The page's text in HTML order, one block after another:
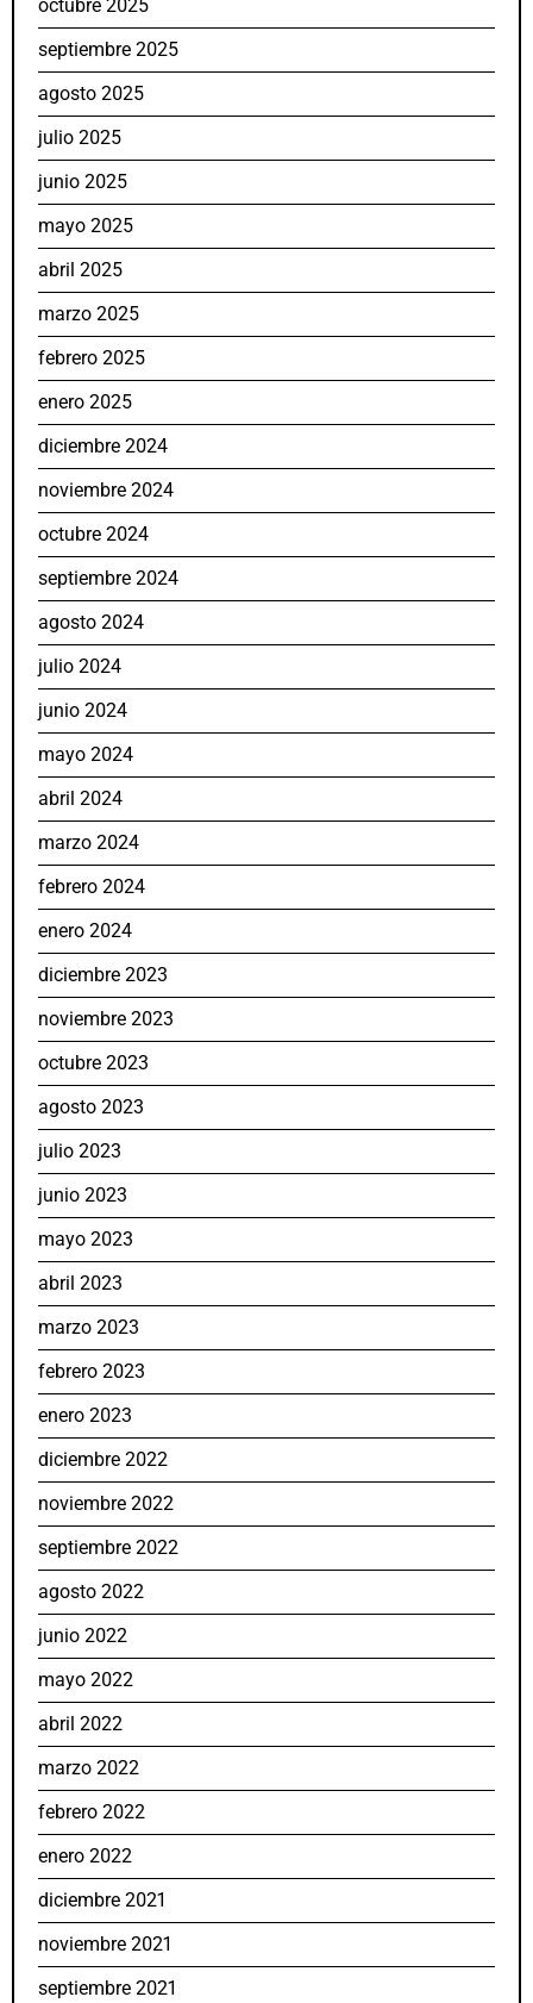
octubre 2025
septiembre 2025
agosto 2025
julio 2025
junio 2025
mayo 2025
abril 2025
marzo 2025
febrero 2025
enero 2025
diciembre 2024
noviembre 2024
octubre 2024
septiembre 2024
agosto 2024
julio 2024
junio 2024
mayo 2024
abril 2024
marzo 2024
febrero 2024
enero 2024
diciembre 2023
noviembre 2023
octubre 2023
agosto 2023
julio 2023
junio 2023
mayo 2023
abril 2023
marzo 2023
febrero 2023
enero 2023
diciembre 2022
noviembre 2022
septiembre 2022
agosto 2022
junio 2022
mayo 2022
abril 2022
marzo 2022
febrero 2022
enero 2022
diciembre 2021
noviembre 2021
septiembre 2021